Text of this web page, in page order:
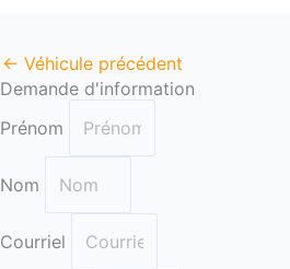
← Véhicule précédent
Demande d'information
Prénom
Nom
Courriel